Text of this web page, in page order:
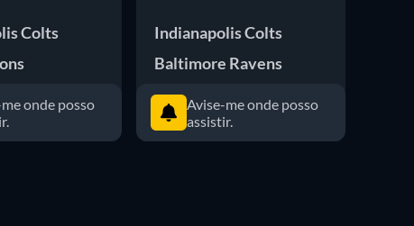
Colts
onde posso
Indianapolis Colts
Baltimore Ravens
Avise-me onde posso
assistir.